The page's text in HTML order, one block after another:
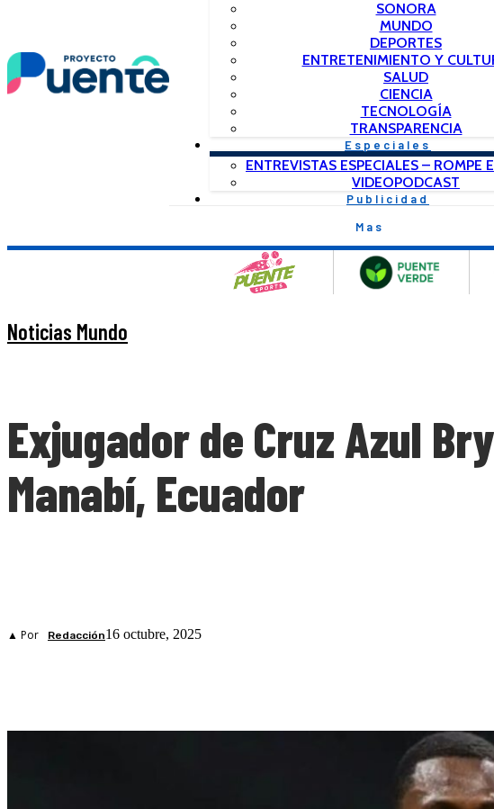
SONORA
MUNDO
DEPORTES
ENTRETENIMIENTO Y
SALUD
CIENCIA
TECNOLOGÍA
TRANSPARENCIA
Especiales
ENTREVISTAS ESPECIALES – ROMPE
VIDEOPODCAST
Publicidad
Mas
Noticias Mundo
Exjugador de Cruz Azul
Manabí, Ecuador
▲ Por Redacción16 octubre, 2025